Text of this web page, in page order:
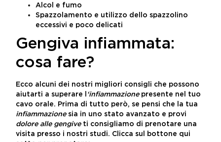
Alcol e fumo
Spazzolamento e utilizzo dello spazzolino
eccessivi e poco delicati
Gengiva infiammata:
cosa fare?
Ecco alcuni dei nostri migliori consigli che possono
aiutarti a superare l
‘infiammazionepresente nel tuo
cavo orale. Prima di tutto però, se pensi che la tua
infiammazionesia in uno stato avanzato e provi
dolore alle gengiveti consigliamo di prenotare una
visita presso i nostri studi. Clicca sul bottone qui